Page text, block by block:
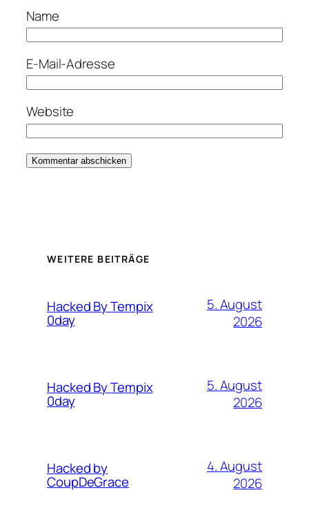
Name
E-Mail-Adresse
Website
WEITERE BEITRÄGE
Hacked By Tempix
0day
5. August
2026
Hacked By Tempix
0day
5. August
2026
Hacked by
CoupDeGrace
4. August
2026